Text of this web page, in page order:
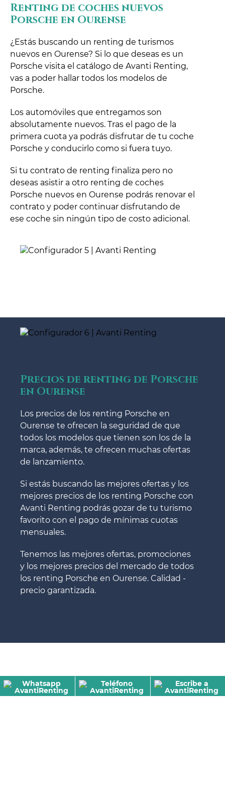
Renting de coches nuevos
Porsche en Ourense
¿Estás buscando un renting de turismos
nuevos en Ourense? Si lo que deseas es un
Porsche visita el catálogo de Avanti Renting,
vas a poder hallar todos los modelos de
Porsche.
Los automóviles que entregamos son
absolutamente nuevos. Tras el pago de la
primera cuota ya podrás disfrutar de tu coche
Porsche y conducirlo como si fuera tuyo.
Si tu contrato de renting finaliza pero no
deseas asistir a otro renting de coches
Porsche nuevos en Ourense podrás renovar el
contrato y poder continuar disfrutando de
ese coche sin ningún tipo de costo adicional.
Precios de renting de Porsche
en Ourense
Los precios de los renting Porsche en
Ourense te ofrecen la seguridad de que
todos los modelos que tienen son los de la
marca, además, te ofrecen muchas ofertas
de lanzamiento.
Si estás buscando las mejores ofertas y los
mejores precios de los renting Porsche con
Avanti Renting podrás gozar de tu turismo
favorito con el pago de mínimas cuotas
mensuales.
Tenemos las mejores ofertas, promociones
y los mejores precios del mercado de todos
los renting Porsche en Ourense. Calidad -
precio garantizada.
Renting de Porsche en Ourense